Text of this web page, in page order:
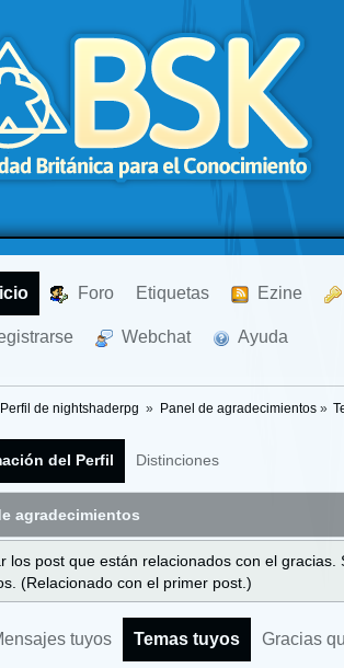
Foro Etiquetas Ezine
Webchat Ayuda
Perfil de nightshaderpg » Panel de agradecimientos»
del Perfil Distinciones
agradecimientos
los post que están relacionados con el
(Relacionado con el primer post.)
tuyos Temas tuyos Gracias